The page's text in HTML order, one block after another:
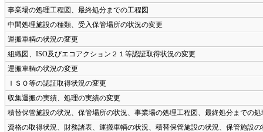
事業場の処理工程図、最終処分までの工程図
中間処理施設の種類、受入保管場所の状況の変更
運搬車輌の状況の変更
組織図、ISO及びエコアクション２１等認証取得状況の変更
運搬車輌の状況の変更
ＩＳＯ等の認証取得状況の変更
収集運搬の実績、処理の実績の変更
積替保管施設の状況、保管場所の状況、事業場の処理工程図、最終処分までの
資格の取得状況、財務諸表、運搬車輌の状況、積替保管施設の状況、保管施設